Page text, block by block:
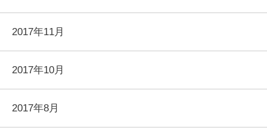
2017年11月
2017年10月
2017年8月